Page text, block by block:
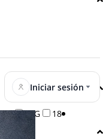
Iniciar sesión
4EG 18